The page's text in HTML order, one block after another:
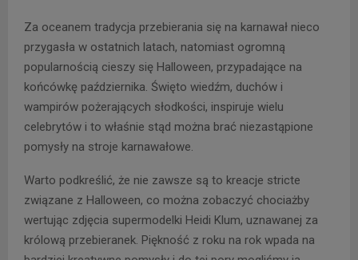
Za oceanem tradycja przebierania się na karnawał nieco
przygasła w ostatnich latach, natomiast ogromną
popularnością cieszy się Halloween, przypadające na
końcówkę października. Święto wiedźm, duchów i
wampirów pożerających słodkości, inspiruje wielu
celebrytów i to właśnie stąd można brać niezastąpione
pomysły na stroje karnawałowe.
Warto podkreślić, że nie zawsze są to kreacje stricte
związane z Halloween, co można zobaczyć chociażby
wertując zdjęcia supermodelki Heidi Klum, uznawanej za
królową przebieranek. Piękność z roku na rok wpada na